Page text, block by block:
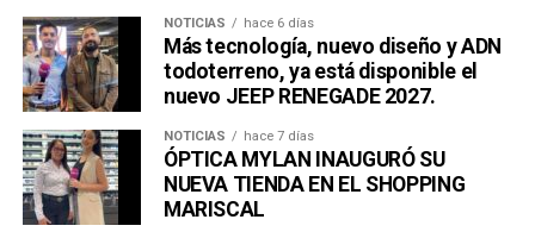
NOTICIAS hace 6 días
Más tecnología, nuevo diseño y ADN
todoterreno, ya está disponible el
nuevo JEEP RENEGADE 2027.
NOTICIAS hace 7 días
ÓPTICA MYLAN INAUGURÓ SU
NUEVA TIENDA EN EL SHOPPING
MARISCAL